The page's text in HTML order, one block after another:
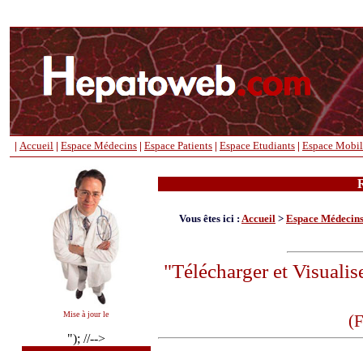
| Accueil | Espace Médecins | Espace Patients | Espace Etudiants | Espace
Mise à jour le
"); //-->
Vous êtes ici : Accueil > Espace Médecins
"Télécharger et